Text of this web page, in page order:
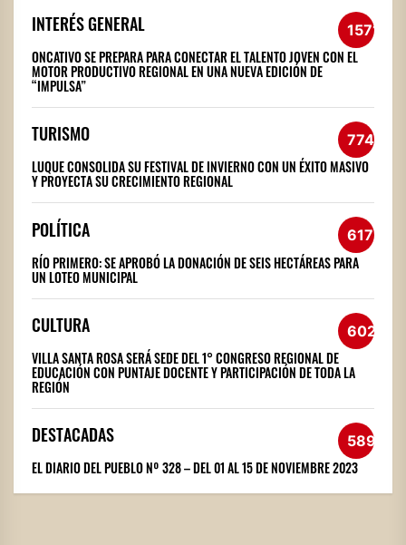
INTERÉS GENERAL 1571
ONCATIVO SE PREPARA PARA CONECTAR EL TALENTO JOVEN CON EL
MOTOR PRODUCTIVO REGIONAL EN UNA NUEVA EDICIÓN DE
“IMPULSA”
TURISMO 774
LUQUE CONSOLIDA SU FESTIVAL DE INVIERNO CON UN ÉXITO MASIVO
Y PROYECTA SU CRECIMIENTO REGIONAL
POLÍTICA 617
RÍO PRIMERO: SE APROBÓ LA DONACIÓN DE SEIS HECTÁREAS PARA
UN LOTEO MUNICIPAL
CULTURA 602
VILLA SANTA ROSA SERÁ SEDE DEL 1° CONGRESO REGIONAL DE
EDUCACIÓN CON PUNTAJE DOCENTE Y PARTICIPACIÓN DE TODA LA
REGIÓN
DESTACADAS 589
EL DIARIO DEL PUEBLO Nº 328 – DEL 01 AL 15 DE NOVIEMBRE 2023